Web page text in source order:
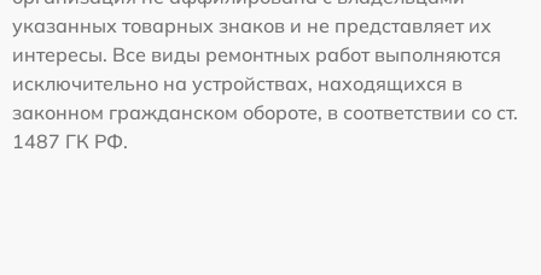
указанных товарных знаков и не представляет их
интересы. Все виды ремонтных работ выполняются
исключительно на устройствах, находящихся в
законном гражданском обороте, в соответствии со ст.
1487 ГК РФ.